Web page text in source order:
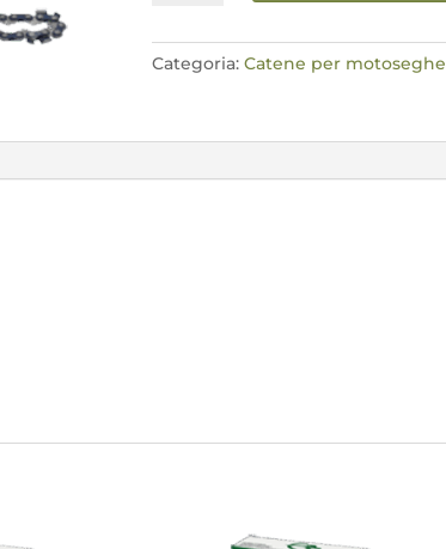
quantità
Categoria: Catene per motoseghe